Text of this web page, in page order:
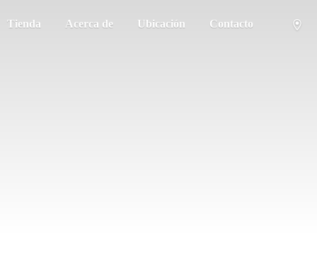
Tienda Acerca de Ubicación Contacto